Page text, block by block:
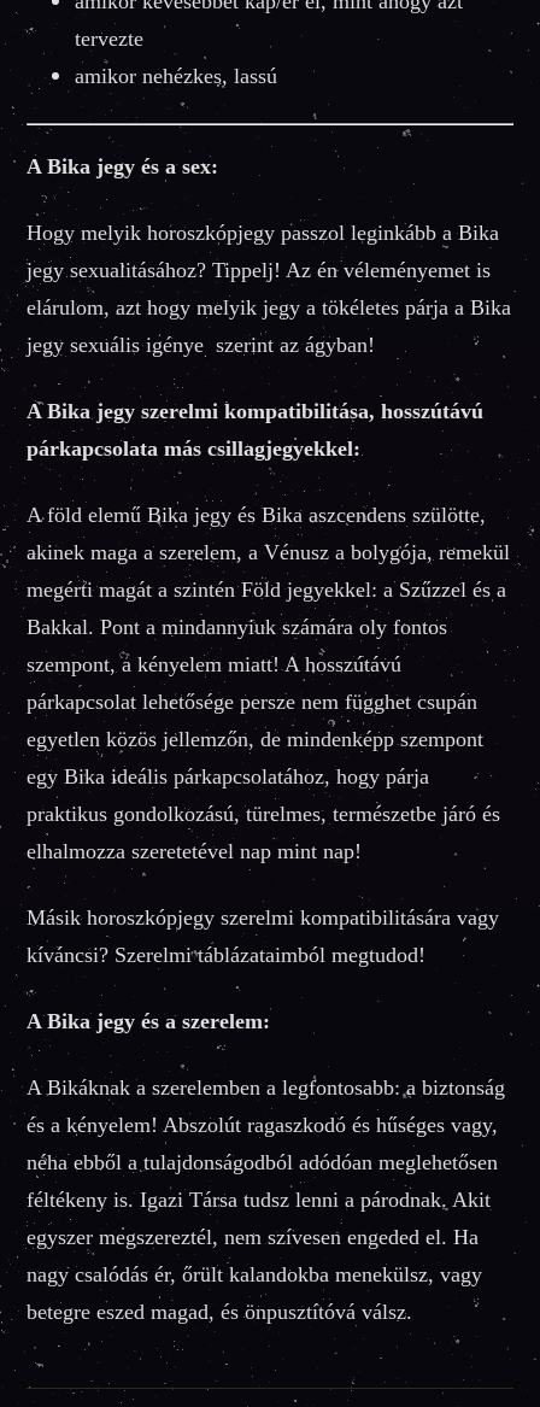
tervezte
amikor nehézkes, lassú
A Bika jegy és a sex:
Hogy melyik horoszkópjegy passzol leginkább a Bika
jegy sexualitásához? Tippelj! Az én véleményemet is
elárulom, azt hogy melyik jegy a tökéletes párja a Bika
jegy sexuális igénye szerint az ágyban!
A Bika jegy szerelmi kompatibilitása, hosszútávú
párkapcsolata más csillagjegyekkel:
A föld elemű Bika jegy és Bika aszcendens szülötte,
akinek maga a szerelem, a Vénusz a bolygója, remekül
megérti magát a szintén Föld jegyekkel: a Szűzzel és a
Bakkal. Pont a mindannyiuk számára oly fontos
szempont, a kényelem miatt! A hosszútávú
párkapcsolat lehetősége persze nem függhet csupán
egyetlen közös jellemzőn, de mindenképp szempont
egy Bika ideális párkapcsolatához, hogy párja
praktikus gondolkozású, türelmes, természetbe járó és
elhalmozza szeretetével nap mint nap!
Másik horoszkópjegy szerelmi kompatibilitására vagy
kíváncsi? Szerelmi táblázataimból megtudod!
A Bika jegy és a szerelem:
A Bikáknak a szerelemben a legfontosabb: a biztonság
és a kényelem! Abszolút ragaszkodó és hűséges vagy,
néha ebből a tulajdonságodból adódóan meglehetősen
féltékeny is. Igazi Társa tudsz lenni a párodnak. Akit
egyszer megszereztél, nem szívesen engeded el. Ha
nagy csalódás ér, őrült kalandokba menekülsz, vagy
betegre eszed magad, és önpusztítóvá válsz.